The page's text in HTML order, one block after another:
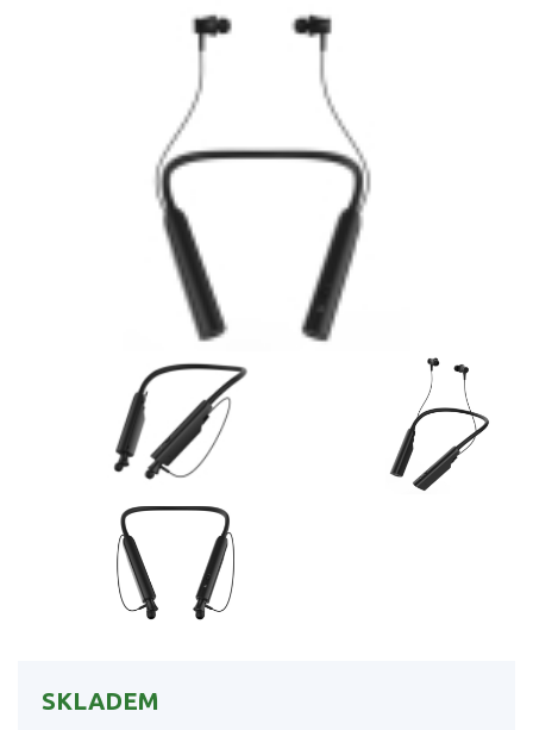
SKLADEM